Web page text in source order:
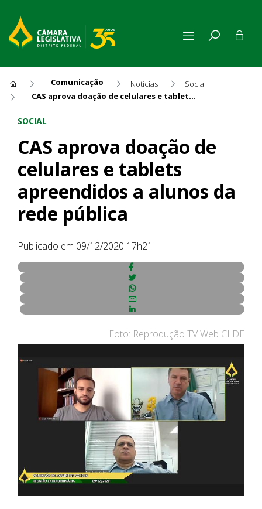
Comunicação Notícias
Social
CAS aprova doação de celulares e tablets apreendidos a alunos da rede pública
CAS aprova doação de
SOCIAL
CAS aprova doação de
celulares e tablets
apreendidos a alunos da
rede pública
Publicado em 09/12/2020 17h21
Foto: Reprodução TV Web CLDF